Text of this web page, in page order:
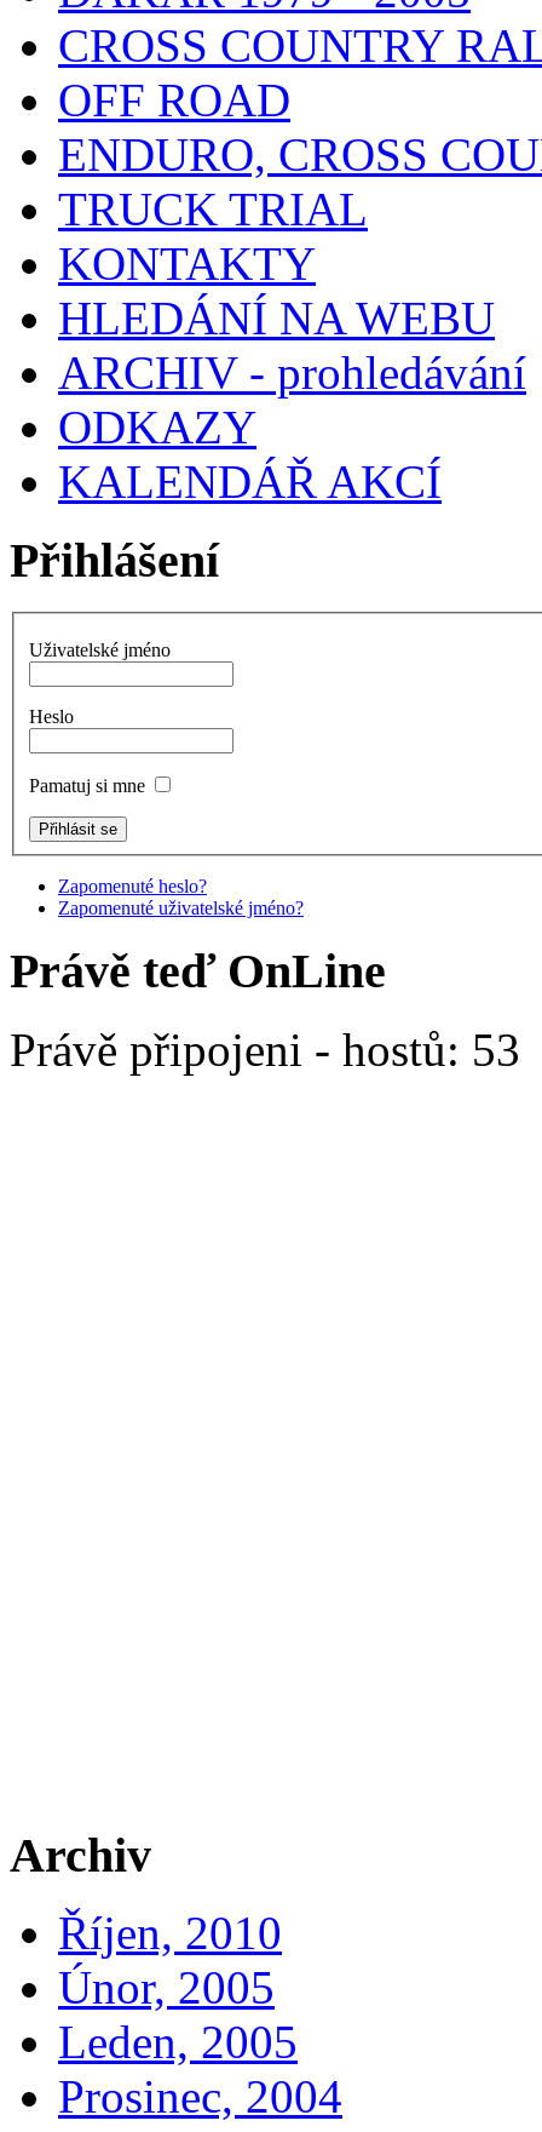
CROSS COUNTRY
OFF ROAD
ENDURO, CROSS
TRUCK TRIAL
KONTAKTY
HLEDÁNÍ NA WEBU
ARCHIV - prohledávání
ODKAZY
KALENDÁŘ AKCÍ
Přihlášení
Uživatelské jméno
Heslo
Pamatuj si mne
Zapomenuté heslo?
Zapomenuté uživatelské jméno?
Právě teď OnLine
Právě připojeni - hostů: 53
Archiv
Říjen, 2010
Únor, 2005
Leden, 2005
Prosinec, 2004